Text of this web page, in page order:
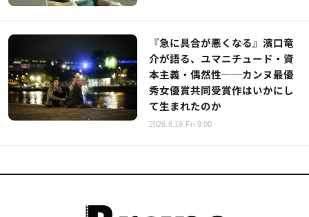
『急に具合が悪くなる』濱口竜
介が語る、ユマニチュード・資
本主義・偶然性──カンヌ最優
秀女優賞共同受賞作はいかにし
て生まれたのか
2026.6.19 Fri 9:00